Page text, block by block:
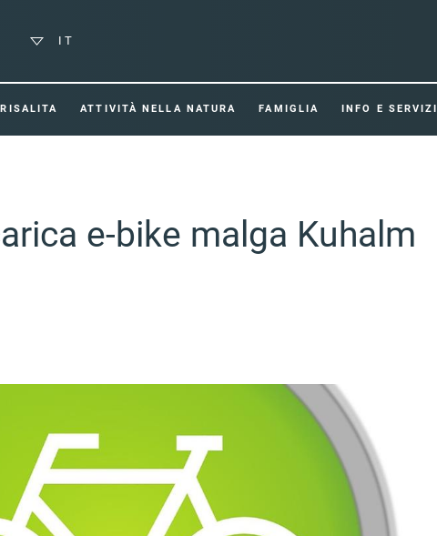
IT
ATTIVITÀ NELLA NATURA FAMIGLIA INFO E SERVIZI
e-bike malga Kuhalm